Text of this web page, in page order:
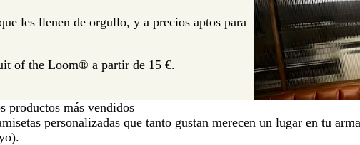
les llenen de orgullo, y a precios aptos para
of the Loom® a partir de 15 €.
productos más vendidos
personalizadas que tanto gustan merecen un lugar en tu